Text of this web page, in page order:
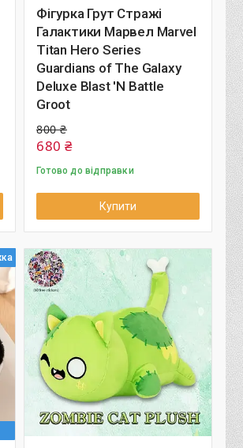
Фігурка Грут Стражі
Галактики Марвел Marvel
Titan Hero Series
Guardians of The Galaxy
Deluxe Blast 'N Battle
Groot
800 ₴
680 ₴
Готово до відправки
Купити